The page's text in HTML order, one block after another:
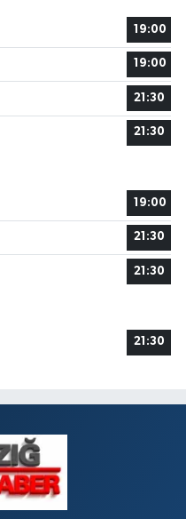
19:00
19:00
21:30
21:30
19:00
21:30
21:30
21:30